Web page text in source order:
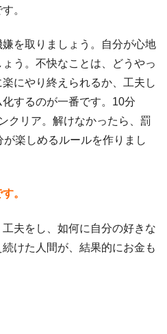
。
を取りましょう。自分が心地
う。不快なことは、どうやっ
にやり終えられるか、工夫し
するのが一番です。10分
クリア。解けなかったら、罰
楽しめるルールを作りまし
。
夫をし、如何に自分の好きな
けた人間が、結果的にお金も